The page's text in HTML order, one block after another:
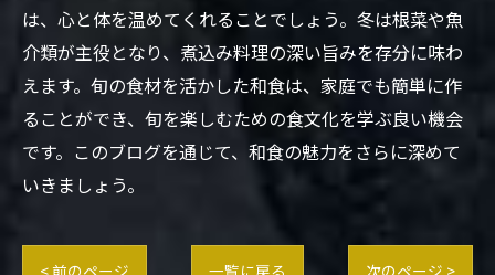
は、心と体を温めてくれることでしょう。冬は根菜や魚
介類が主役となり、煮込み料理の深い旨みを存分に味わ
えます。旬の食材を活かした和食は、家庭でも簡単に作
ることができ、旬を楽しむための食文化を学ぶ良い機会
です。このブログを通じて、和食の魅力をさらに深めて
いきましょう。
< 前のページ 一覧に戻る 次のページ >